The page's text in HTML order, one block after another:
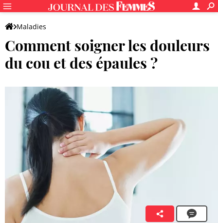
Maladies
Comment soigner les douleurs
du cou et des épaules ?
Laura Bonnemere
6 octobre 2017 16:57